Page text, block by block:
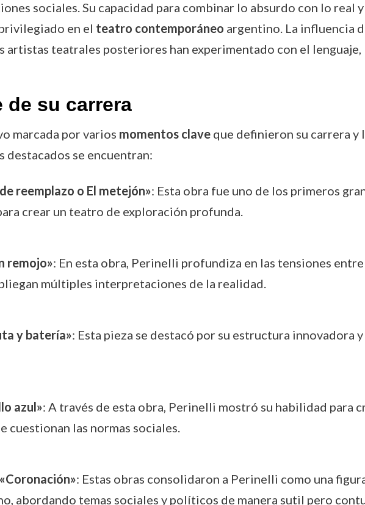
sociales. Su capacidad para combinar lo absurdo con lo real
en el teatro contemporáneo argentino. La influencia
artistas teatrales posteriores han experimentado con el
de su carrera
marcada por varios momentos claveque definieron su carrera
destacados se encuentran:
reemplazo o El metejón»: Esta obra fue uno de los primeros
crear un teatro de exploración profunda.
remojo»: En esta obra, Perinelli profundiza en las tensiones
múltiples interpretaciones de la realidad.
y batería»: Esta pieza se destacó por su estructura innovadora
azul»: A través de esta obra, Perinelli mostró su habilidad para
cuestionan las normas sociales.
: Estas obras consolidaron a Perinelli como una
abordando temas sociales y políticos de manera sutil pero